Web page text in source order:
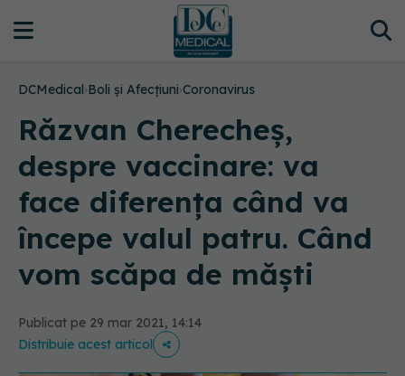
DCMedical›Boli și Afecțiuni›Coronavirus
Răzvan Cherecheș,
despre vaccinare: va
face diferența când va
începe valul patru. Când
vom scăpa de măști
Publicat pe 29 mar 2021, 14:14
Distribuie acest articol